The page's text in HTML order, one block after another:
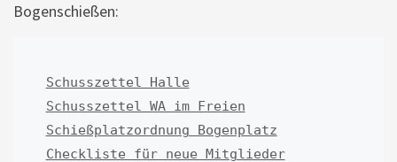
Bogenschießen:
Schusszettel Halle
Schusszettel WA im Freien
Schießplatzordnung Bogenplatz
Checkliste für neue Mitglieder